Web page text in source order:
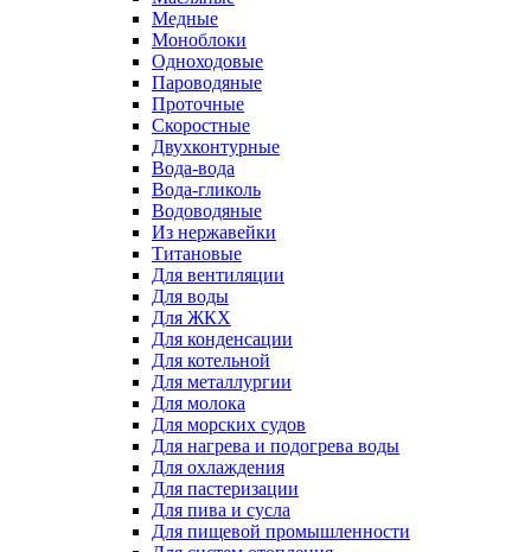
Медные
Моноблоки
Одноходовые
Пароводяные
Проточные
Скоростные
Двухконтурные
Вода-вода
Вода-гликоль
Водоводяные
Из нержавейки
Титановые
Для вентиляции
Для воды
Для ЖКХ
Для конденсации
Для котельной
Для металлургии
Для молока
Для морских судов
Для нагрева и подогрева воды
Для охлаждения
Для пастеризации
Для пива и сусла
Для пищевой промышленности